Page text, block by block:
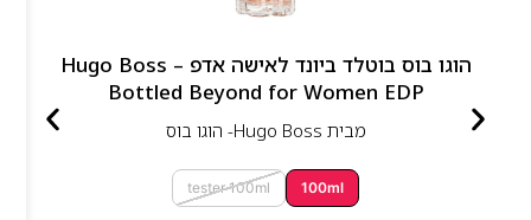
הוגו בוס בוטלד ביונד לאישה אדפ – Hugo Boss
Bottled Beyond for Women EDP
מבית Hugo Boss- הוגו בוס
100ml
tester 100ml